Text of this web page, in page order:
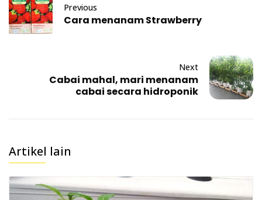
Previous
Cara menanam Strawberry
Next
Cabai mahal, mari menanam
cabai secara hidroponik
Artikel lain